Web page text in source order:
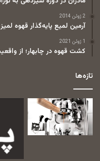
2 ژوئن 2014
آرمین لمیع پایه‌گذار قهوه
1 ژوئن 2021
کشت قهوه در چابهار؛ از
تازه‌ها